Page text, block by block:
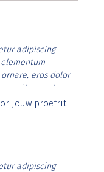
adipiscing
eros dolor
vitae erat.
id rutrum lorem
jouw proefrit
adipiscing